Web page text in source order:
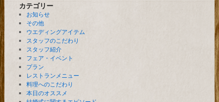
カテゴリー
お知らせ
その他
ウエディングアイテム
スタッフのこだわり
スタッフ紹介
フェア・イベント
プラン
レストランメニュー
料理へのこだわり
本日のオススメ